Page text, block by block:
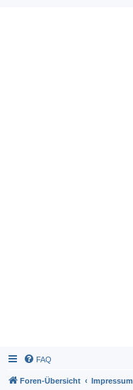
FAQ
Foren-Übersicht Impressum